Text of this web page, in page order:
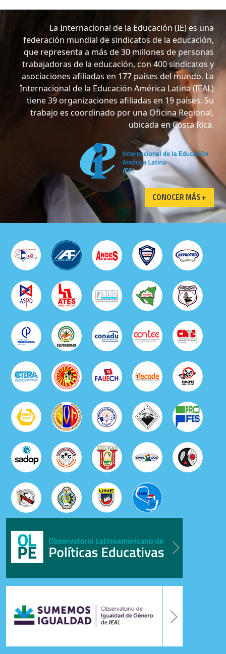
federación mundial de sindicatos de la educación,
que representa a más de 30 millones de personas
trabajadoras de la educación, con 400 sindicatos y
asociaciones afiliadas en 177 países del mundo. La
Internacional de la Educación América Latina (IEAL)
tiene 39 organizaciones afiliadas en 19 países. Su
trabajo es coordinado por una Oficina Regional,
ubicada en Costa Rica.
CONOCER MÁS +